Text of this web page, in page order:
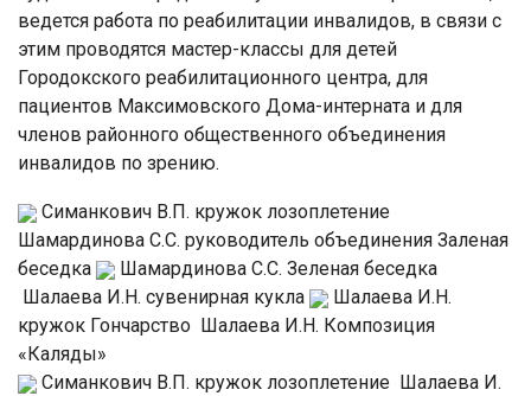
ведется работа по реабилитации инвалидов, в связи с
этим проводятся мастер-классы для детей
Городокского реабилитационного центра, для
пациентов Максимовского Дома-интерната и для
членов районного общественного объединения
инвалидов по зрению.
Симанкович В.П. кружок лозоплетение
Шамардинова С.С. руководитель объединения Заленая
беседка
Шамардинова С.С. Зеленая беседка
Шалаева И.Н. сувенирная кукла
Шалаева И.Н.
кружок Гончарство Шалаева И.Н. Композиция
«Каляды»
Симанкович В.П. кружок лозоплетение Шалаева И.